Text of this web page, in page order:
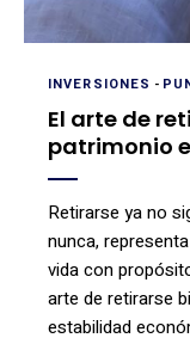
INVERSIONES -
El arte de
patrimonio
Retirarse ya no
nunca,
vida con
arte de retirarse
estabilidad